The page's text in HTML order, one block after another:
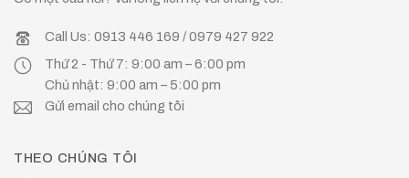
Call Us: 0913 446 169 / 0979 427 922
Thứ 2 - Thứ 7: 9:00 am – 6:00 pm
Chủ nhật: 9:00 am – 5:00 pm
Gửi email cho chúng tôi
THEO CHÚNG TÔI